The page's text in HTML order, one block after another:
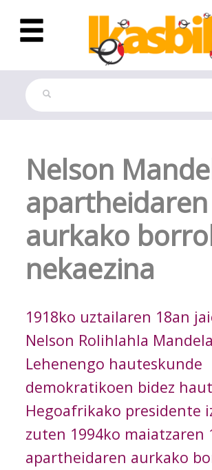
Eduki nagusira joan
Nelson
apartheidaren
aurkako
nekaezina
1918ko uztailaren 18an
Nelson Rolihlahla
Lehenengo hauteskunde
demokratikoen bidez
Hegoafrikako presidente
zuten 1994ko maiatzaren
apartheidaren aurkako